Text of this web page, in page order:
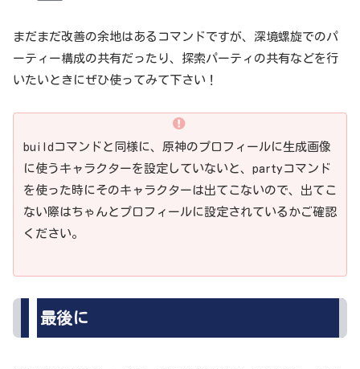
まだまだ改善の余地はあるコマンドですが、深境螺旋でのパ
ーティー構成の共有だったり、探索パーティの共有などを行
いたいときにぜひ使ってみて下さい！
buildコマンドと同様に、原神のプロフィールに生成画像
に使うキャラクターを設定していないと、partyコマンド
を使った時にそのキャラクターは出てこないので、出てこ
ない際はちゃんとプロフィールに設定されているかご確認
ください。
最後に